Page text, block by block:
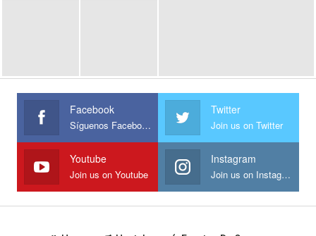
Facebook
Síguenos Facebook
Twitter
Join us on Twitter
Youtube
Join us on Youtube
Instagram
Join us on Instagram